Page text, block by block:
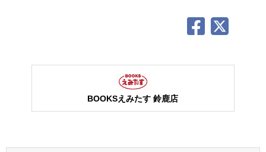
BOOKSえみたす 鈴鹿店